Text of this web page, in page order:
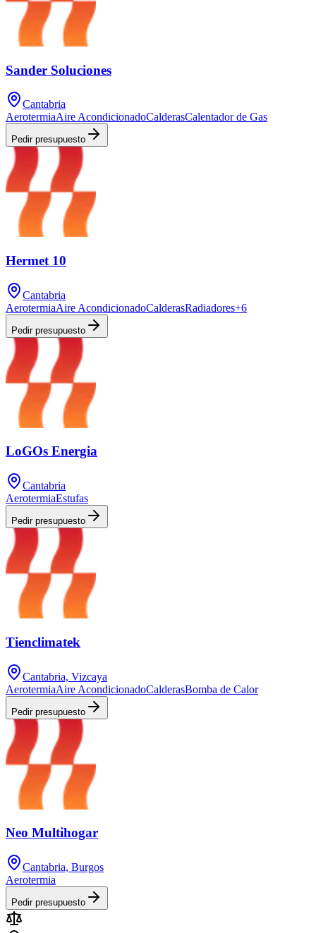
Sander Soluciones
Cantabria
AerotermiaAire AcondicionadoCalderasCalentador de Gas
Pedir presupuesto
Hermet 10
Cantabria
AerotermiaAire AcondicionadoCalderasRadiadores+6
Pedir presupuesto
LoGOs Energia
Cantabria
AerotermiaEstufas
Pedir presupuesto
Tienclimatek
Cantabria, Vizcaya
AerotermiaAire AcondicionadoCalderasBomba de Calor
Pedir presupuesto
Neo Multihogar
Cantabria, Burgos
Aerotermia
Pedir presupuesto